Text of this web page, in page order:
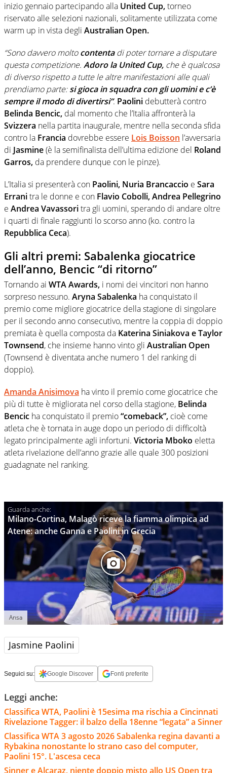
inizio gennaio partecipando alla United Cup,torneo
riservato alle selezioni nazionali, solitamente utilizzata come
warm up in vista degli Australian Open.
“Sono davvero moltocontentadi poter tornare a disputare
questa competizione. Adoro la United Cup, che è qualcosa
di diverso rispetto a tutte le altre manifestazioni alle quali
prendiamo parte:si gioca in squadra con gli uomini e c’è
sempre il modo di divertirsi”. Paolini debutterà contro
Belinda Bencic, dal momento che l’Italia affronterà la
Svizzera nella partita inaugurale, mentre nella seconda sfida
contro la Francia dovrebbe essere Lois Boisson l’avversaria
di Jasmine(è la semifinalista dell’ultima edizione del Roland
Garros, da prendere dunque con le pinze).
L’Italia si presenterà con Paolini, Nuria Brancaccio e Sara
Erranitra le donne e con Flavio Cobolli, Andrea Pellegrino
e Andrea Vavassoritra gli uomini, sperando di andare oltre
i quarti di finale raggiunti lo scorso anno (ko. contro la
Repubblica Ceca).
Gli altri premi: Sabalenka giocatrice
dell’anno, Bencic “di ritorno”
Tornando ai WTA Awards, i nomi dei vincitori non hanno
sorpreso nessuno. Aryna Sabalenka ha conquistato il
premio come migliore giocatrice della stagione di singolare
per il secondo anno consecutivo, mentre la coppia di doppio
premiata è quella composta da Katerina Siniakova e Taylor
Townsend, che insieme hanno vinto gli Australian Open
(Townsend è diventata anche numero 1 del ranking di
doppio).
Amanda Anisimova ha vinto il premio come giocatrice che
più di tutte è migliorata nel corso della stagione, Belinda
Bencic ha conquistato il premio“comeback”, cioè come
atleta che è tornata in auge dopo un periodo di difficoltà
legato principalmente agli infortuni. Victoria Mboko eletta
atleta rivelazione dell’anno grazie alle quale 300 posizioni
guadagnate nel ranking.
Milano-Cortina, Malagò riceve la fiamma olimpica ad
Atene: anche Ganna e Paolini in Grecia
Ansa
Jasmine Paolini
Seguici su: Google Discover Fonti preferite
Leggi anche:
Classifica WTA, Paolini è 15esima ma rischia a Cincinnati
Rivelazione Tagger: il balzo della 18enne “legata” a Sinner
Classifica WTA 3 agosto 2026 Sabalenka regina davanti a
Rybakina nonostante lo strano caso del computer,
Paolini 15°. L'ascesa ceca
Sinner e Alcaraz, niente doppio misto allo US Open tra